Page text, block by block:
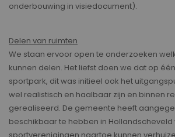
onderbouwing in visiedocument).
Delen van ruimten
We staan ervoor open te onderzoeken
kunnen delen. Het liefst doen we dat op
sportpark, dit was initieel ook het
wel realistisch en haalbaar zijn en binnen
gerealiseerd. De gemeente heeft
beschikbaar te hebben in Hollandscheveld